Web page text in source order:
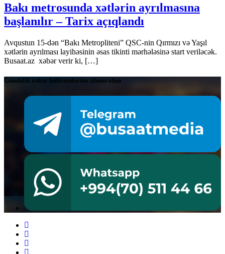
Bakı metrosunda xətlərin ayrılmasına
başlanılır – Tarix açıqlandı
Avqustun 15-dən “Bakı Metropliteni” QSC-nin Qırmızı və Yaşıl
xətlərin ayrılması layihəsinin əsas tikinti mərhələsinə start veriləcək.
Busaat.az xəbər verir ki, […]
Gündəlik xəbər bülletenlərinə abunə olun